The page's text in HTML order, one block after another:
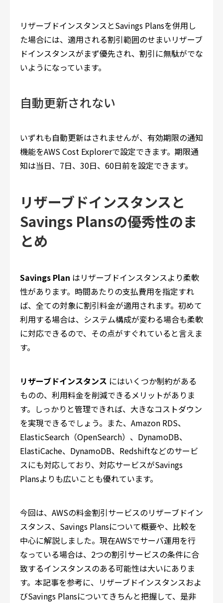
リザーブドインスタンスとSavings Plansを併用し
た場合には、適用される割引範囲のせまいリザーブ
ドインスタンスがまず優先され、割引に無駄がでな
いようになっています。
自動更新されない
いずれも自動更新はされませんが、有効期限の通知
機能をAWS Cost Explorerで設定できます。期限通
知は当日、7日、30日、60日前を設定できます。
リザーブドインスタンスと
Savings Plansの優秀性のま
とめ
Savings Plan はリザーブドインスタンスより柔軟
性があります。時間あたりの支払費用を指定すれ
ば、全ての対象に割引料金が適用されます。初めて
利用する場合は、システム構成が変わる場合も柔軟
に対応できるので、その点がすぐれていると言えま
す。
リザーブドインスタンス にはいくつか制約がある
ものの、利用料金を削減できるメリットがありま
す。しっかりと管理できれば、大きなコストダウン
を実現できるでしょう。また、Amazon RDS、
ElasticSearch（OpenSearch）、DynamoDB、
ElastiCache、DynamoDB、Redshiftなどのサービ
スにも対応しており、対応サービスがSavings
Plansよりも広いことも優れています。
今回は、AWSの料金割引サービスのリザーブドイン
スタンス、Savings Plansについて概要や、比較を
中心に解説しました。現在AWSでサーバ運用を行
なっている場合は、2つの割引サービスの条件に合
致するインスタンスのある可能性は大いにありま
す。本記事を参考に、リザーブドインスタンスおよ
びSavings Plansについてきちんと把握して、是非